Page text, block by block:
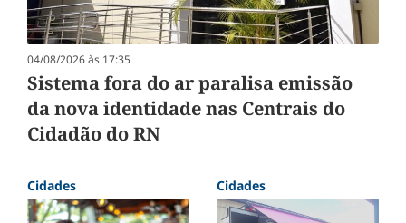
04/08/2026 às 17:35
Sistema fora do ar paralisa emissão
da nova identidade nas Centrais do
Cidadão do RN
Cidades Cidades